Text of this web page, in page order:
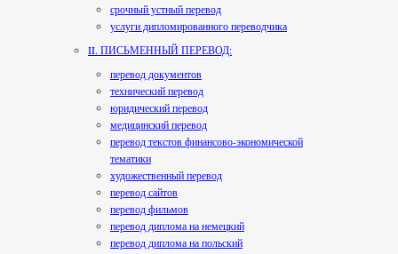
срочный устный перевод
услуги дипломированного переводчика
II. ПИСЬМЕННЫЙ ПЕРЕВОД:
перевод документов
технический перевод
юридический перевод
медицинский перевод
перевод текстов финансово-экономической
тематики
художественный перевод
перевод сайтов
перевод фильмов
перевод диплома на немецкий
перевод диплома на польский